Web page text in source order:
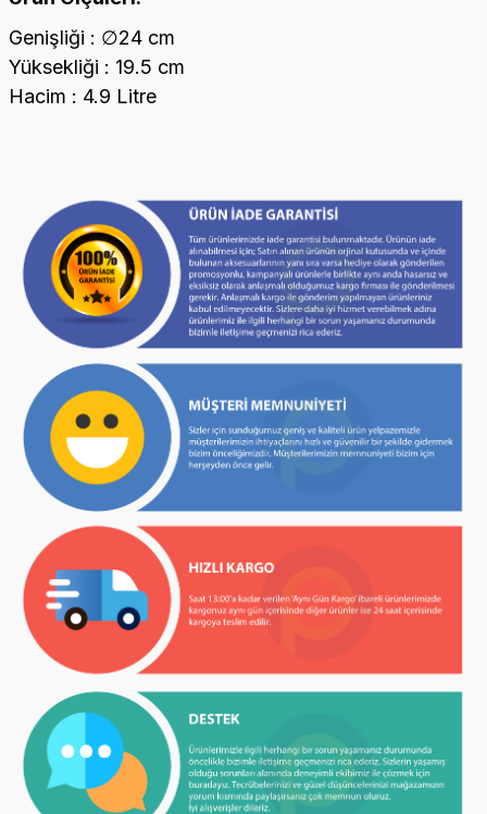
Genişliği : ∅24 cm
Yüksekliği : 19.5 cm
Hacim : 4.9 Litre